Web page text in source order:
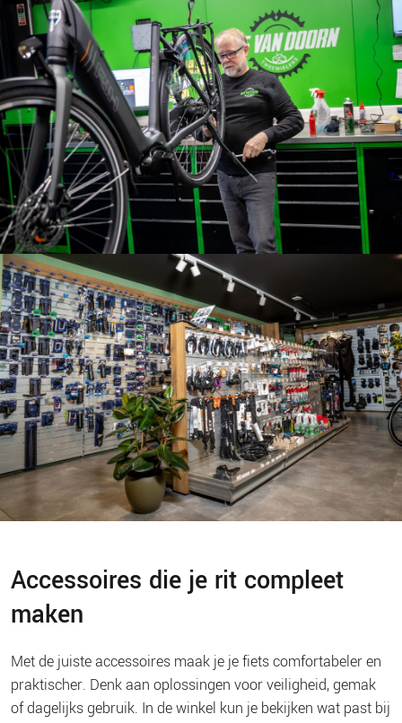
Accessoires die je rit compleet
maken
Met de juiste accessoires maak je je fiets comfortabeler en
praktischer. Denk aan oplossingen voor veiligheid, gemak
of dagelijks gebruik. In de winkel kun je bekijken wat past bij